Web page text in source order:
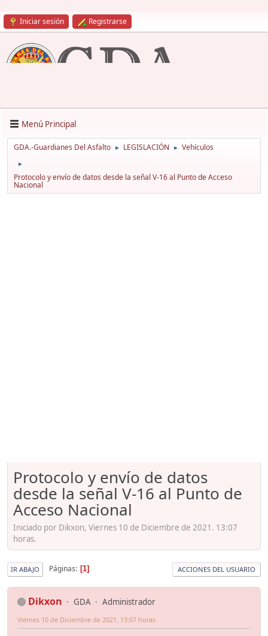
Iniciar sesión Registrarse
Menú Principal
GDA.-Guardianes Del Asfalto ► LEGISLACIÓN ► Vehículos
►
Protocolo y envío de datos desde la señal V-16 al Punto de Acceso
Nacional
Protocolo y envío de datos
desde la señal V-16 al Punto de
Acceso Nacional
Iniciado por Dikxon, Viernes 10 de Diciembre de 2021. 13:07
horas.
IR ABAJO Páginas 1 ACCIONES DEL USUARIO
Dikxon GDA Administrador
Viernes 10 de Diciembre de 2021. 13:07 horas.